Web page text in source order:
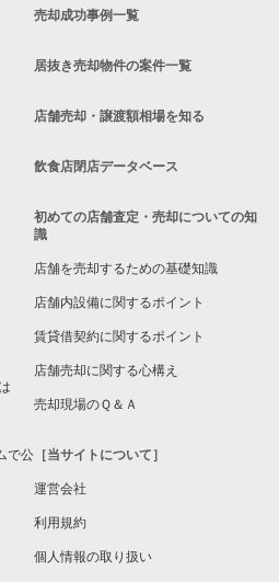
き売却物件の案件一覧
き売却物件の案件一覧
物件の案件一覧
却物件の案件一覧
物件の案件一覧
き売却物件の案件一覧
き売却物件の案件一覧
き売却物件の案件一覧
売却物件の案件一覧
物件の案件一覧
物件の案件一覧
で公
売却成功事例一覧
居抜き売却物件の案件一覧
店舗売却・譲渡額相場を知る
飲食店閉店データベース
初めての店舗査定・売却についての知
識
店舗を売却するための基礎知識
店舗内設備に関するポイント
賃貸借契約に関するポイント
店舗売却に関する心構え
売却現場のＱ＆Ａ
［当サイトについて］
運営会社
利用規約
個人情報の取り扱い